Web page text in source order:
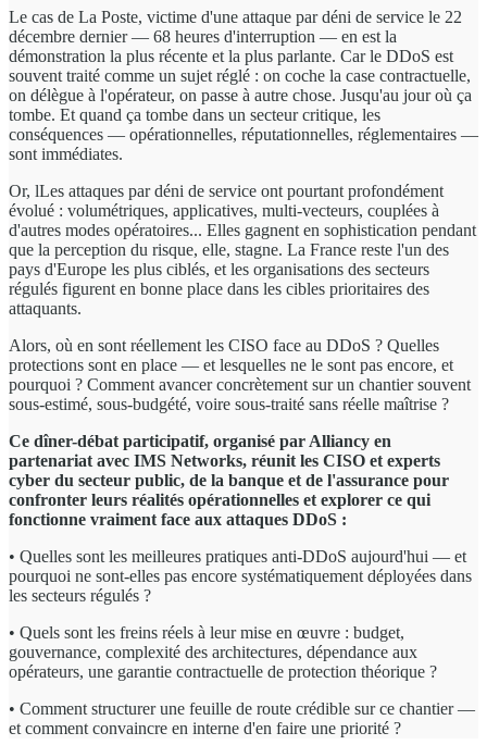
Le cas de La Poste, victime d'une attaque par déni de service le 22
décembre dernier — 68 heures d'interruption — en est la
démonstration la plus récente et la plus parlante. Car le DDoS est
souvent traité comme un sujet réglé : on coche la case contractuelle,
on délègue à l'opérateur, on passe à autre chose. Jusqu'au jour où ça
tombe. Et quand ça tombe dans un secteur critique, les
conséquences — opérationnelles, réputationnelles, réglementaires —
sont immédiates.
Or, lLes attaques par déni de service ont pourtant profondément
évolué : volumétriques, applicatives, multi-vecteurs, couplées à
d'autres modes opératoires... Elles gagnent en sophistication pendant
que la perception du risque, elle, stagne. La France reste l'un des
pays d'Europe les plus ciblés, et les organisations des secteurs
régulés figurent en bonne place dans les cibles prioritaires des
attaquants.
Alors, où en sont réellement les CISO face au DDoS ? Quelles
protections sont en place — et lesquelles ne le sont pas encore, et
pourquoi ? Comment avancer concrètement sur un chantier souvent
sous-estimé, sous-budgété, voire sous-traité sans réelle maîtrise ?
Ce dîner-débat participatif, organisé par Alliancy en
partenariat avec IMS Networks, réunit les CISO et experts
cyber du secteur public, de la banque et de l'assurance pour
confronter leurs réalités opérationnelles et explorer ce qui
fonctionne vraiment face aux attaques DDoS :
• Quelles sont les meilleures pratiques anti-DDoS aujourd'hui — et
pourquoi ne sont-elles pas encore systématiquement déployées dans
les secteurs régulés ?
• Quels sont les freins réels à leur mise en œuvre : budget,
gouvernance, complexité des architectures, dépendance aux
opérateurs, une garantie contractuelle de protection théorique ?
• Comment structurer une feuille de route crédible sur ce chantier —
et comment convaincre en interne d'en faire une priorité ?